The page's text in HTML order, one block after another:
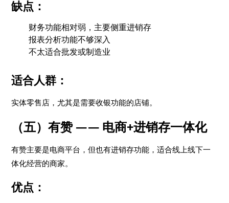
缺点：
财务功能相对弱，主要侧重进销存
报表分析功能不够深入
不太适合批发或制造业
适合人群：
实体零售店，尤其是需要收银功能的店铺。
（五）有赞 —— 电商+进销存一体化
有赞主要是电商平台，但也有进销存功能，适合线上线下一
体化经营的商家。
优点：